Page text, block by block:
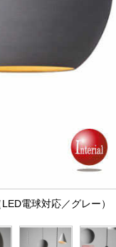
電球対応／グレー）